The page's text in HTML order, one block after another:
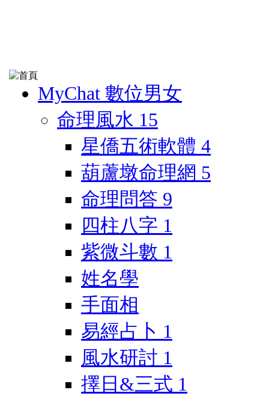
MyChat 數位男女
命理風水 15
星僑五術軟體 4
葫蘆墩命理網 5
命理問答 9
四柱八字 1
紫微斗數 1
姓名學
手面相
易經占卜 1
風水研討 1
擇日&三式 1